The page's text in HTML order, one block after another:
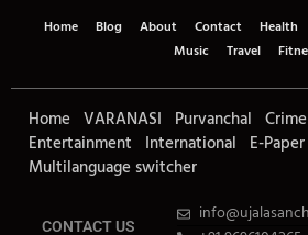
Home Blog About Contact Health
Music
Travel
Home VARANASI Purvanchal Crime
Entertainment International E-Paper
Multilanguage switcher
CONTACT US